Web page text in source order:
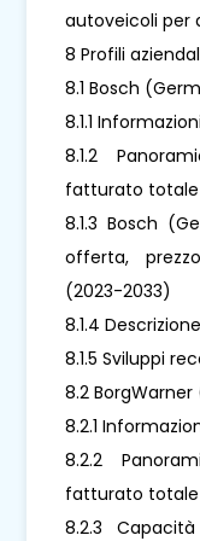
autoveicoli per
8 Profili
8.1 Bosch
8.1.1
8.1.2
fatturato totale
8.1.3 Bosch
offerta,
(2023-2033)
8.1.4
8.1.5 Sviluppi
8.2 BorgWarner
8.2.1
8.2.2
fatturato totale
8.2.3